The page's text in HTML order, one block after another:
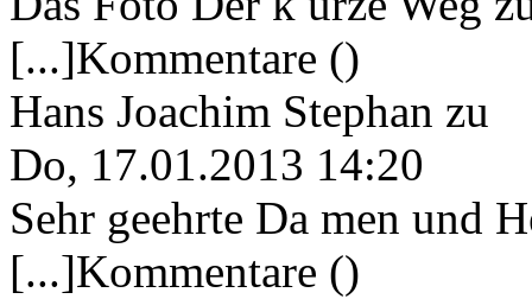
[...]Kommentare ()
Hans Joachim Stephan zu
Do, 17.01.2013 14:20
Sehr geehrte Da men und
[...]Kommentare ()